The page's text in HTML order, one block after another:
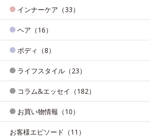
インナーケア（33）
ヘア（16）
ボディ（8）
ライフスタイル（23）
コラム&エッセイ（182）
お買い物情報（10）
お客様エピソード（11）